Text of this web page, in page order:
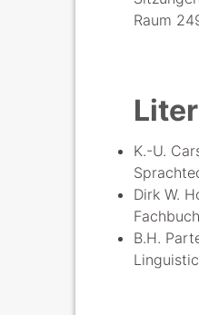
Raum
K.-U.
Dirk W.
B.H.